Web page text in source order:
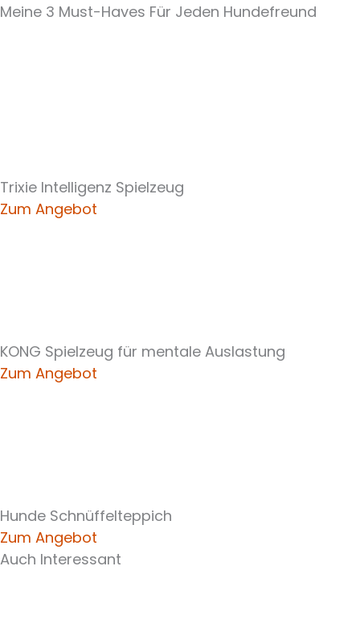
Meine 3 Must-Haves Für Jeden Hundefreund​
Trixie Intelligenz Spielzeug
Zum Angebot
KONG Spielzeug für mentale Auslastung
Zum Angebot
Hunde Schnüffelteppich
Zum Angebot
Auch Interessant